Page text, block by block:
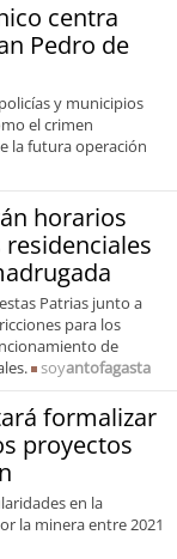
centra
Pedro de
y municipios
el crimen
la futura operación
horarios
Patrias junto a
para los
de
soyantofagasta
formalizar
proyectos
en la
la minera entre 2021